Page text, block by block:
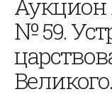
Аукцион
№ 59.